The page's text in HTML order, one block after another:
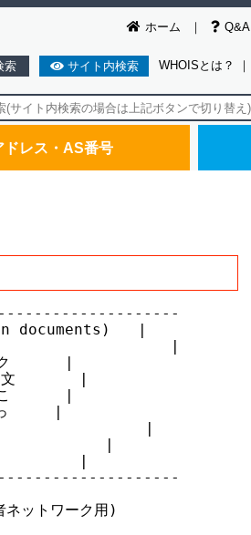
ホーム Q&A
索 サイト内検索 WHOISとは？ ｜
ドレス・AS番号
documents)   |
|
ーク      |
開文       |
、こ      |
っ     |
|
|
|
ットワーク用)